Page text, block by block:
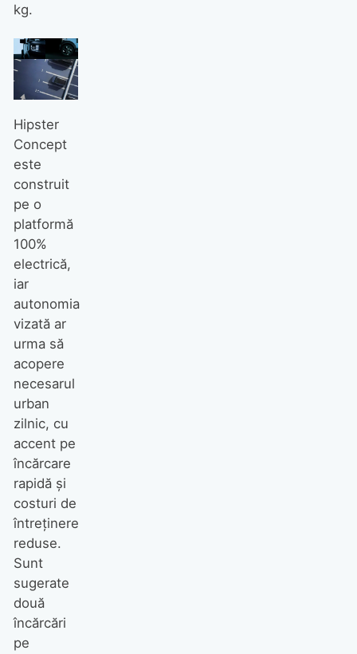
kg.
Hipster
Concept
este
construit
pe o
platformă
100%
electrică,
iar
autonomia
vizată ar
urma să
acopere
necesarul
urban
zilnic, cu
accent pe
încărcare
rapidă și
costuri de
întreținere
reduse.
Sunt
sugerate
două
încărcări
pe